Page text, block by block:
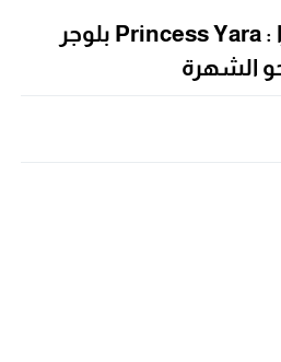
البلوجر برنسيس يارا : Princess Yara بلوجر
الشهرة